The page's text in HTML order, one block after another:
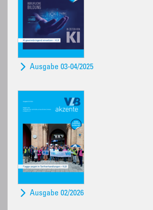
Ausgabe 03-04/2025
Ausgabe 02/2026